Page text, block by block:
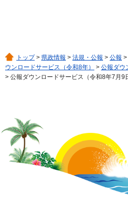
トップ> 県政情報 > 法規・公報 > 公報 >
ウンロードサービス（令和8年）
> 公報ダウ
> 公報ダウンロードサービス（令和8年7月9